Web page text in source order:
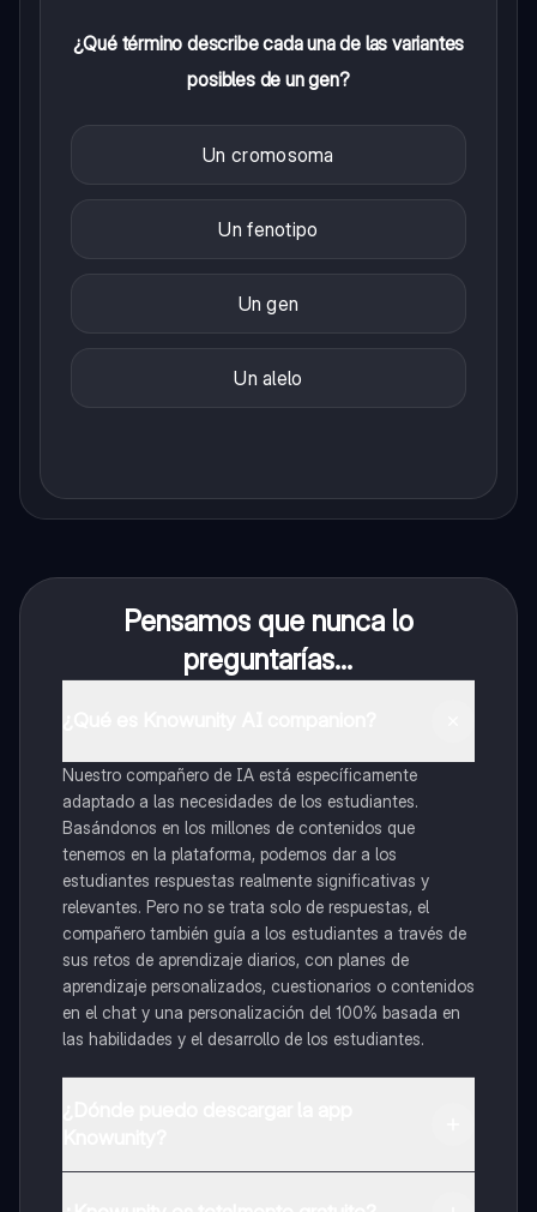
¿Qué término describe cada una de las variantes
posibles de un gen?
Un cromosoma
Un fenotipo
Un gen
Un alelo
Pensamos que nunca lo
preguntarías...
Nuestro compañero de IA está específicamente
adaptado a las necesidades de los estudiantes.
Basándonos en los millones de contenidos que
tenemos en la plataforma, podemos dar a los
estudiantes respuestas realmente significativas y
relevantes. Pero no se trata solo de respuestas, el
compañero también guía a los estudiantes a través de
sus retos de aprendizaje diarios, con planes de
aprendizaje personalizados, cuestionarios o contenidos
en el chat y una personalización del 100% basada en
las habilidades y el desarrollo de los estudiantes.